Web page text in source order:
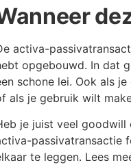
activa-
opgebouwd. In dat
schone lei. Ook als
als je gebruik wilt
je juist veel goodwill
passivatransactie
te leggen. Lees